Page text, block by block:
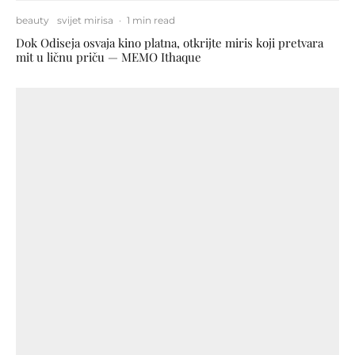
beauty svijet mirisa · 1 min read
Dok Odiseja osvaja kino platna, otkrijte miris koji pretvara
mit u ličnu priču — MEMO Ithaque